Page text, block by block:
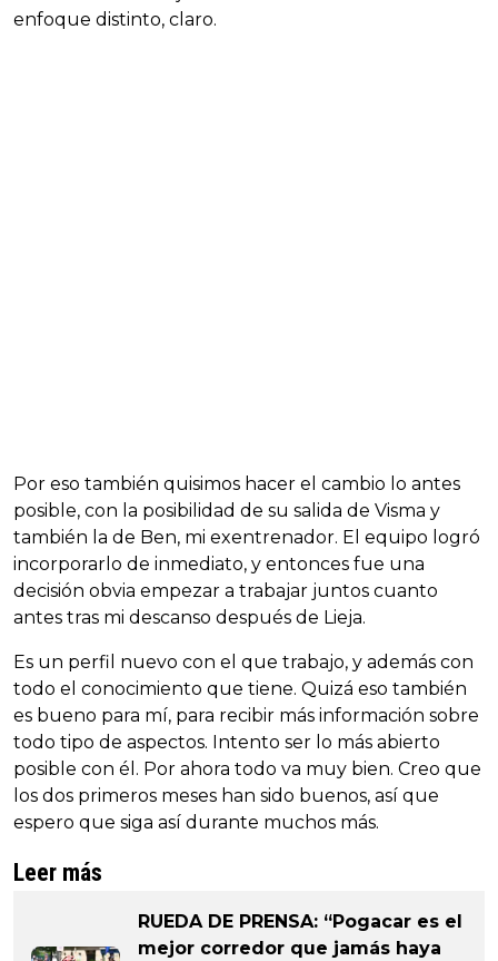
enfoque distinto, claro.
Por eso también quisimos hacer el cambio lo antes
posible, con la posibilidad de su salida de Visma y
también la de Ben, mi exentrenador. El equipo logró
incorporarlo de inmediato, y entonces fue una
decisión obvia empezar a trabajar juntos cuanto
antes tras mi descanso después de Lieja.
Es un perfil nuevo con el que trabajo, y además con
todo el conocimiento que tiene. Quizá eso también
es bueno para mí, para recibir más información sobre
todo tipo de aspectos. Intento ser lo más abierto
posible con él. Por ahora todo va muy bien. Creo que
los dos primeros meses han sido buenos, así que
espero que siga así durante muchos más.
Leer más
RUEDA DE PRENSA: “Pogacar es el
mejor corredor que jamás haya